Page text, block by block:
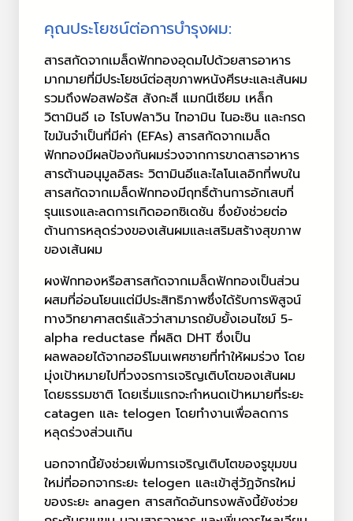
คุณประโยชน์ต่อการบำรุงผม:
สารสกัดจากเมล็ดฟักทองอุดมไปด้วยสารอาหาร
มากมายที่มีประโยชน์ต่อสุขภาพหนังศีรษะและเส้นผม
รวมถึงฟอสฟอรัส สังกะสี แมกนีเซียม เหล็ก
วิตามินอี เอ ไรโบฟลาวิน ไทอามิน ไนอะซิน และกรด
ไขมันจำเป็นที่มีค่า (EFAs) สารสกัดจากเมล็ด
ฟักทองมีผลป้องกันผมร่วงจากการขาดสารอาหาร
สารต้านอนุมูลอิสระ วิตามินอีและไลโนเลอิกที่พบใน
สารสกัดจากเมล็ดฟักทองมีฤทธิ์ต้านการอักเสบที่
รุนแรงและลดการเกิดออกซิเดชัน ซึ่งยังช่วยต่อ
ต้านการหลุดร่วงของเส้นผมและเสริมสร้างสุขภาพ
ของเส้นผม
ผงฟักทองหรือสารสกัดจากเมล็ดฟักทองเป็นส่วน
ผสมที่อ่อนโยนแต่มีประสิทธิภาพซึ่งได้รับการพิสูจน์
ทางวิทยาศาสตร์แล้วว่าสามารถยับยั้งเอนไซม์ 5-
alpha reductase ที่ผลิต DHT ซึ่งเป็น
ผลพลอยได้จากฮอร์โมนเพศชายที่ทำให้ผมร่วง โดย
มุ่งเป้าหมายไปที่วงจรการเจริญเติบโตของเส้นผม
โดยธรรมชาติ โดยเริ่มแรกจะกำหนดเป้าหมายที่ระยะ
catagen และ telogen โดยทำงานเพื่อลดการ
หลุดร่วงส่วนเกิน
นอกจากนี้ยังช่วยเพิ่มการเจริญเติบโตของรูขุมขน
ใหม่ที่ออกจากระยะ telogen และเข้าสู่วัฏจักรใหม่
ของระยะ anagen สารสกัดอันทรงพลังนี้ยังช่วย